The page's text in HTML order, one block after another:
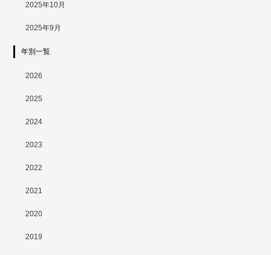
2025年10月
2025年9月
年別一覧
2026
2025
2024
2023
2022
2021
2020
2019